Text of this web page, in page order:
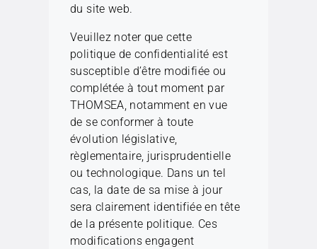
du site web.
Veuillez noter que cette
politique de confidentialité est
susceptible d’être modifiée ou
complétée à tout moment par
THOMSEA, notamment en vue
de se conformer à toute
évolution législative,
règlementaire, jurisprudentielle
ou technologique. Dans un tel
cas, la date de sa mise à jour
sera clairement identifiée en tête
de la présente politique. Ces
modifications engagent